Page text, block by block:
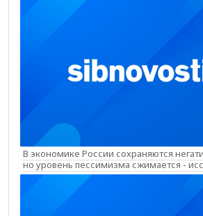
В экономике России сохраняются
но уровень пессимизма сжимается -